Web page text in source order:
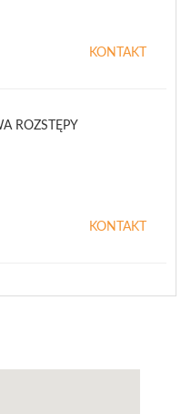
KONTAKT
ROZSTĘPY
KONTAKT